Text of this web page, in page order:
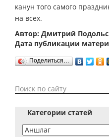
канун того самого
на всех.
Автор: Дмитрий
Дата публикации
Поделиться…
Категории статей